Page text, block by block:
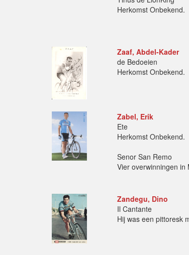
Herkomst Onbekend.
Zaaf, Abdel-Kader
de Bedoeien
Herkomst Onbekend.
Zabel, Erik
Ete
Herkomst Onbekend.
Senor San Remo
Vier overwinningen in
Zandegu, Dino
Il Cantante
Hij was een pittoresk